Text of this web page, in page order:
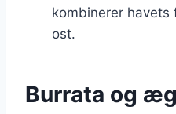
kombinerer
ost.
Burrata og